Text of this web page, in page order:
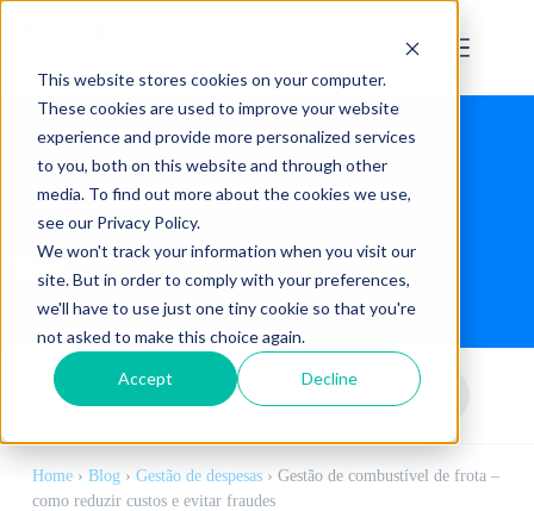
This website stores cookies on your computer.
These cookies are used to improve your website
experience and provide more personalized services
to you, both on this website and through other
media. To find out more about the cookies we use,
see our Privacy Policy.
We won't track your information when you visit our
site. But in order to comply with your preferences,
we'll have to use just one tiny cookie so that you're
not asked to make this choice again.
Accept Decline
Blog
Home› Blog› Gestão de despesas› Gestão de combustível de frota –
como reduzir custos e evitar fraudes